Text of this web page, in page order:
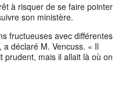
à risquer de se faire pointer
son ministère.
fructueuses avec différentes
déclaré M. Vencuss. « Il
prudent, mais il allait là où on